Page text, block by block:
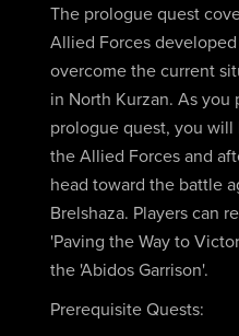
The prologue quest
Allied Forces
overcome the current
in North Kurzan. As you
prologue quest, you
the Allied Forces and
head toward the battle
Brelshaza. Players can
'Paving the Way to
the 'Abidos Garrison'.
Prerequisite Quests: